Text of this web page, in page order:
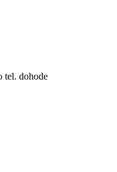
tel. dohode